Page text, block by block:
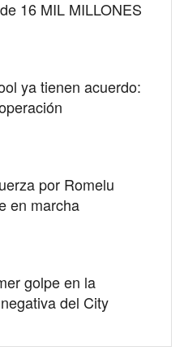
16 MIL MILLONES
ya tienen acuerdo:
por Romelu
en marcha
golpe en la
del City